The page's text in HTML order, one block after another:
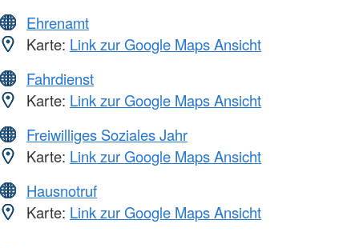
Ehrenamt
Karte: Link zur Google Maps Ansicht
Fahrdienst
Karte: Link zur Google Maps Ansicht
Freiwilliges Soziales Jahr
Karte: Link zur Google Maps Ansicht
Hausnotruf
Karte: Link zur Google Maps Ansicht